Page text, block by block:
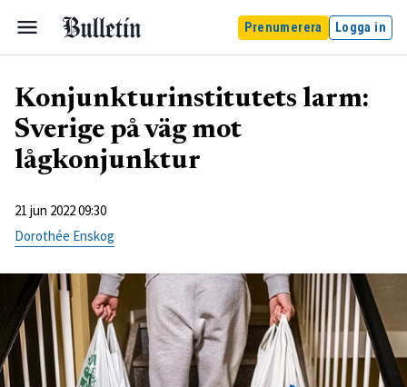
Prenumerera Logga in
Konjunkturinstitutets larm:
Sverige på väg mot
lågkonjunktur
21 jun 2022 09:30
Dorothée Enskog